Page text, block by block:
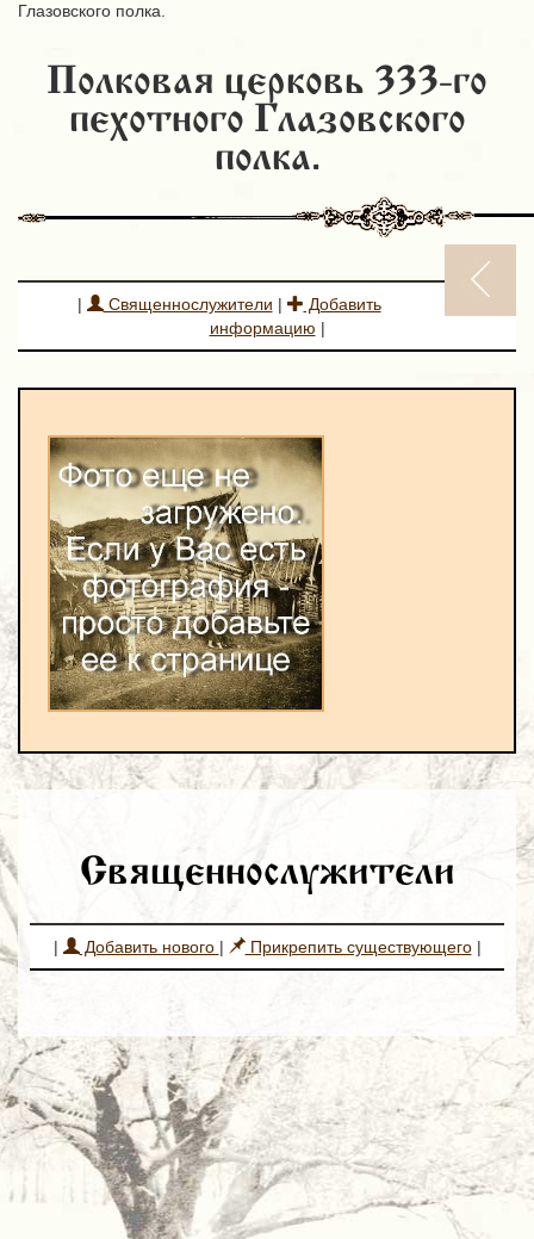
Глазовского полка.
Полковая церковь 333-го
пехотного Глазовского
полка.
| Священнослужители |
Добавить
информацию |
Священнослужители
| Добавить нового | Прикрепить существующего|